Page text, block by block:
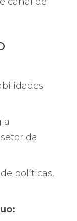
da
políticas,